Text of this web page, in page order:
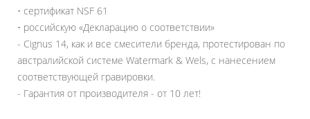
• сертификат NSF 61
• российскую «Декларацию о соответствии»
- Cignus 14, как и все смесители бренда, протестирован по
австралийской системе Watermark & Wels, с нанесением
соответствующей гравировки.
- Гарантия от производителя - от 10 лет!